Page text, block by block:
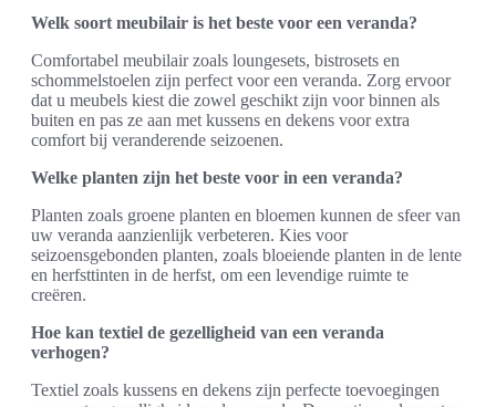
Welk soort meubilair is het beste voor een veranda?
Comfortabel meubilair zoals loungesets, bistrosets en
schommelstoelen zijn perfect voor een veranda. Zorg ervoor
dat u meubels kiest die zowel geschikt zijn voor binnen als
buiten en pas ze aan met kussens en dekens voor extra
comfort bij veranderende seizoenen.
Welke planten zijn het beste voor in een veranda?
Planten zoals groene planten en bloemen kunnen de sfeer van
uw veranda aanzienlijk verbeteren. Kies voor
seizoensgebonden planten, zoals bloeiende planten in de lente
en herfsttinten in de herfst, om een levendige ruimte te
creëren.
Hoe kan textiel de gezelligheid van een veranda
verhogen?
Textiel zoals kussens en dekens zijn perfecte toevoegingen